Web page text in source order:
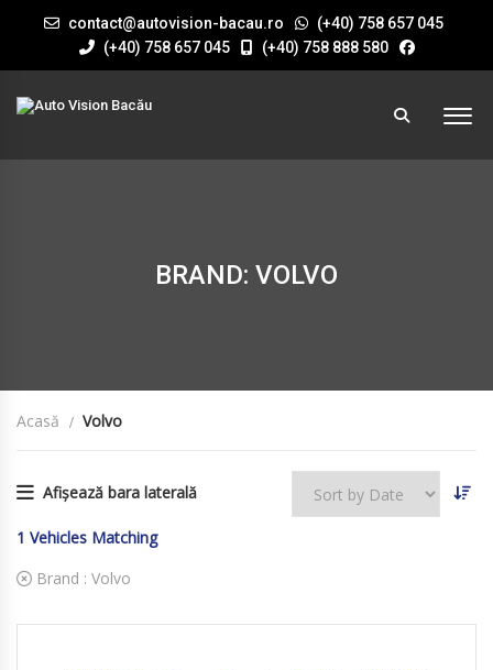
contact@autovision-bacau.ro
(+40) 758 657 045
(+40) 758 657 045
(+40) 758 888 580
BRAND: VOLVO
Acasă Volvo
Afișează bara laterală
1 Vehicles Matching
Brand : Volvo